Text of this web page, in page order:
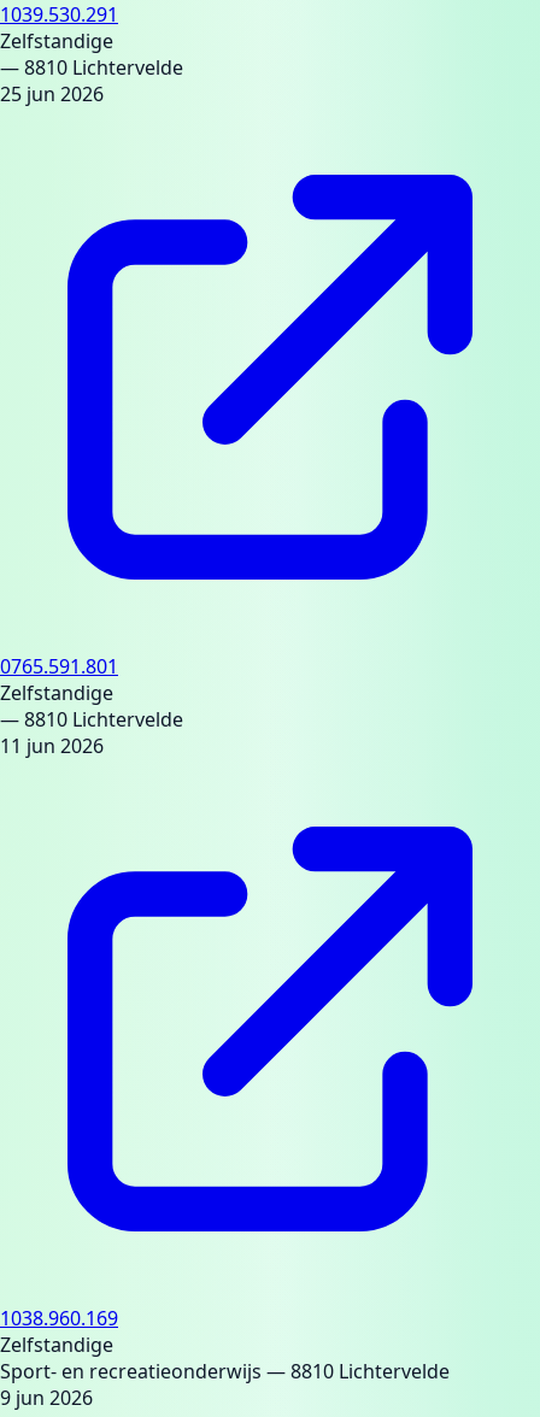
1039.530.291
Zelfstandige
— 8810 Lichtervelde
25 jun 2026
0765.591.801
Zelfstandige
— 8810 Lichtervelde
11 jun 2026
1038.960.169
Zelfstandige
Sport- en recreatieonderwijs — 8810 Lichtervelde
9 jun 2026